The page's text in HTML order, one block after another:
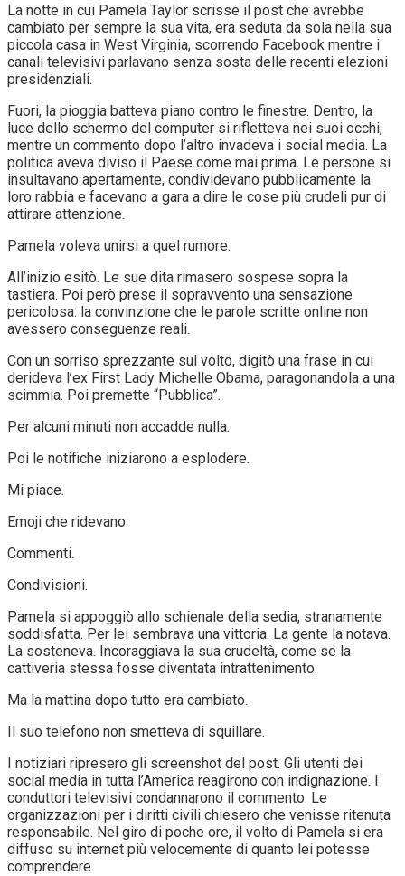
La notte in cui Pamela Taylor scrisse il post che avrebbe
cambiato per sempre la sua vita, era seduta da sola nella sua
piccola casa in West Virginia, scorrendo Facebook mentre i
canali televisivi parlavano senza sosta delle recenti elezioni
presidenziali.
Fuori, la pioggia batteva piano contro le finestre. Dentro, la
luce dello schermo del computer si rifletteva nei suoi occhi,
mentre un commento dopo l’altro invadeva i social media. La
politica aveva diviso il Paese come mai prima. Le persone si
insultavano apertamente, condividevano pubblicamente la
loro rabbia e facevano a gara a dire le cose più crudeli pur di
attirare attenzione.
Pamela voleva unirsi a quel rumore.
All’inizio esitò. Le sue dita rimasero sospese sopra la
tastiera. Poi però prese il sopravvento una sensazione
pericolosa: la convinzione che le parole scritte online non
avessero conseguenze reali.
Con un sorriso sprezzante sul volto, digitò una frase in cui
derideva l’ex First Lady Michelle Obama, paragonandola a una
scimmia. Poi premette “Pubblica”.
Per alcuni minuti non accadde nulla.
Poi le notifiche iniziarono a esplodere.
Mi piace.
Emoji che ridevano.
Commenti.
Condivisioni.
Pamela si appoggiò allo schienale della sedia, stranamente
soddisfatta. Per lei sembrava una vittoria. La gente la notava.
La sosteneva. Incoraggiava la sua crudeltà, come se la
cattiveria stessa fosse diventata intrattenimento.
Ma la mattina dopo tutto era cambiato.
Il suo telefono non smetteva di squillare.
I notiziari ripresero gli screenshot del post. Gli utenti dei
social media in tutta l’America reagirono con indignazione. I
conduttori televisivi condannarono il commento. Le
organizzazioni per i diritti civili chiesero che venisse ritenuta
responsabile. Nel giro di poche ore, il volto di Pamela si era
diffuso su internet più velocemente di quanto lei potesse
comprendere.